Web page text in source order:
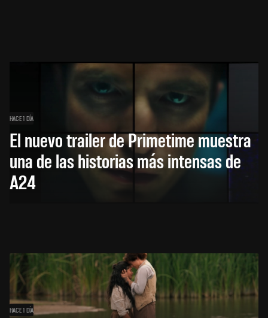
HACE 1 DÍA
El nuevo trailer de Primetime muestra
una de las historias más intensas de
A24
HACE 1 DÍA